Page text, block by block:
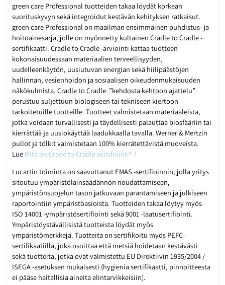
green care Professional tuotteiden takaa löydät korkean
suorituskyvyn sekä integroidut kestävän kehityksen ratkaisut.
green care Professional on maailman ensimmäinen puhdistus- ja
hoitoainesarja, jolle on myönnetty kultainen Cradle to Cradle -
sertifikaatti. Cradle to Cradle -arviointi kattaa tuotteen
kokonaisuudessaan materiaalien terveellisyyden,
uudelleenkäytön, uusiutuvan energian sekä hiilipäästöjen
hallinnan, vesienhoidon ja sosiaalisen oikeudenmukaisuuden
näkökulmista. Cradle to Cradle ”kehdosta kehtoon ajattelu”
perustuu suljettuun biologiseen tai tekniseen kiertoon
tarkoitetuille tuotteille. Tuotteet valmistetaan materiaaleista,
jotka voidaan turvallisesti ja täydellisesti palauttaa biosfääriin tai
kierrättää ja uusiokäyttää laadukkaalla tavalla. Werner & Mertzin
pullot ja tölkit valmistetaan 100% kierrätettävistä muoveista.
Lue Mitä on Crade to Cradle sertifiointi® ?
Lucartin toiminta on saavuttanut EMAS -sertifioinnin, jolla yritys
sitoutuu ympäristölainsäädännön noudattamiseen,
ympäristönsuojelun tason jatkuvaan parantamiseen ja julkiseen
raportointiin ympäristöasioista. Tuotteiden takaa löytyy myös
ISO 14001 -ympäristösertifiointi sekä 9001 -laatusertifiointi.
Ympäristöystävällisistä tuotteista löydät myös
ympäristömerkkejä. Tuotteita on sertifikoitu myös PEFC -
sertifikaatiilla, joka osoittaa että metsiä hoidetaan kestävästi
sekä tuotteita, jotka ovat valmistettu EU Direktiivin 1935/2004 /
ISEGA -asetuksen mukaisesti (hygienia sertifikaatti, pinnoitteesta
ei pääse haitallisia aineita elintarvikkeisiin).